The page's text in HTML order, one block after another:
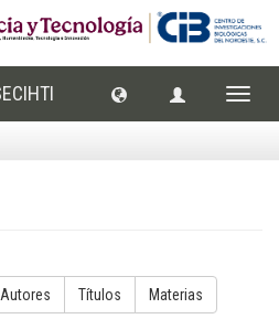
Autores Títulos Materias